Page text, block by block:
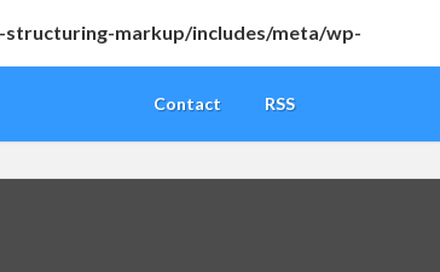
markup/includes/meta/wp-
Contact RSS